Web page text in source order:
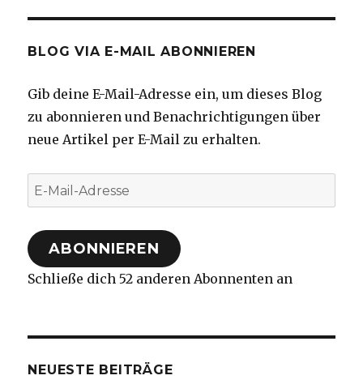
BLOG VIA E-MAIL ABONNIEREN
Gib deine E-Mail-Adresse ein, um dieses Blog
zu abonnieren und Benachrichtigungen über
neue Artikel per E-Mail zu erhalten.
E-
Mail-
Adresse
ABONNIEREN
Schließe dich 52 anderen Abonnenten an
NEUESTE BEITRÄGE